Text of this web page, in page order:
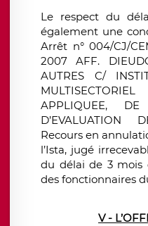
Le respect du
également une
Arrêt n° 004/CJ/
2007 AFF.
AUTRES C/
APPLIQUEE,
D’EVALUATION
Recours en
l’Ista, jugé
du délai de 3 mois
des fonctionnaires
V -